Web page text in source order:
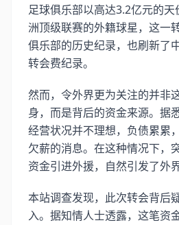
足球俱乐部以高达3.2亿元的
洲顶级联赛的外籍球星，这一
俱乐部的历史纪录，也刷新了
转会费纪录。
然而，令外界更为关注的并非
身，而是背后的资金来源。据
经营状况并不理想，负债累累
欠薪的消息。在这种情况下，
资金引进外援，自然引发了外
本站调查发现，此次转会背后
入。据知情人士透露，这笔资